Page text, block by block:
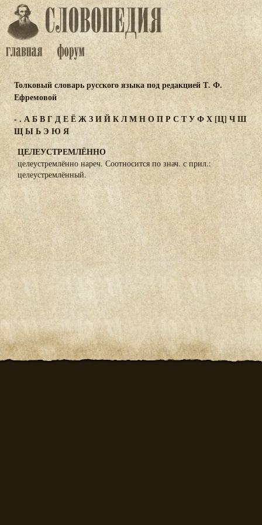
Толковый словарь русского языка под редакцией Т. Ф.
Ефремовой
- . АБВГДЕЁЖЗИЙКЛМНОПР С ТУФХ[Ц] ЧШ
ЩЫЬЭ ЮЯ
ЦЕЛЕУСТРЕМЛЁННО
целеустремлённо нареч. Соотносится по знач. с прил.:
целеустремлённый.